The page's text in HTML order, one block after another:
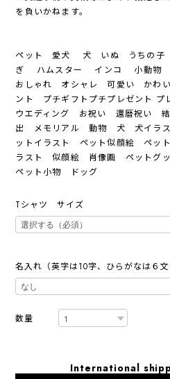
を負いかねます。
ペット 愛犬 犬 いぬ うちの
ぎ ハムスター インコ 小動物
おしゃれ オシャレ 可愛い かわ
ント プチギフトプチプレゼント
ウエディング お祝い 還暦祝い
出 メモリアル 動物 犬 犬イラ
ットイラスト ペット似顔絵 ペッ
ラスト 似顔絵 肖像画 ペットグ
ペット小物 ドッグ
Tシャツ サイズ
名入れ（英字は10字、ひらがなは６文
数量
International